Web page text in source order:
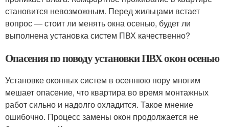
становится невозможным. Перед жильцами встает
вопрос — стоит ли менять окна осенью, будет ли
выполнена установка систем ПВХ качественно?
Опасения по поводу установки ПВХ окон осенью
Установке оконных систем в осеннюю пору многим
мешает опасение, что квартира во время монтажных
работ сильно и надолго охладится. Такое мнение
ошибочно. Процесс замены окон продолжается не